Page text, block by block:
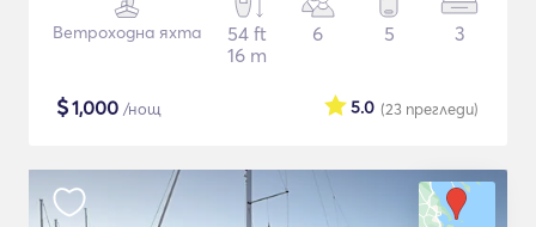
Ветроходна яхта
54 ft
16 m
6 5 3
$1,000 /нощ (23 прегледи)
5.0